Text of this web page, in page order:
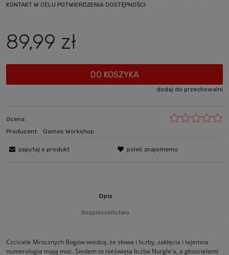
KONTAKT W CELU POTWIERDZENIA DOSTĘPNOŚCI
89,99 zł
DO KOSZYKA
dodaj do przechowalni
Ocena:
Producent:
Games Workshop
zapytaj o produkt poleć znajomemu
Opis
Bezpieczeństwo
Czciciele Mrocznych Bogów wiedzą, że słowa i liczby, zaklęcia i tajemna
numerologia mają moc. Siedem to nieświęta liczba Nurgle'a, a głosicielami